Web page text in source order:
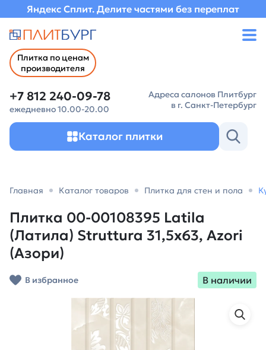
Яндекс Сплит. Делите частями без переплат
Плитка по ценам
производителя
+7 812 240-09-78
ежедневно 10.00-20.00
Адреса салонов Плитбург
в г. Санкт-Петербург
Каталог плитки
Главная Каталог товаров Плитка для стен и пола
Плитка 00-00108395 Latila
(Латила) Struttura 31,5х63, Azori
(Азори)
В избранное В наличии